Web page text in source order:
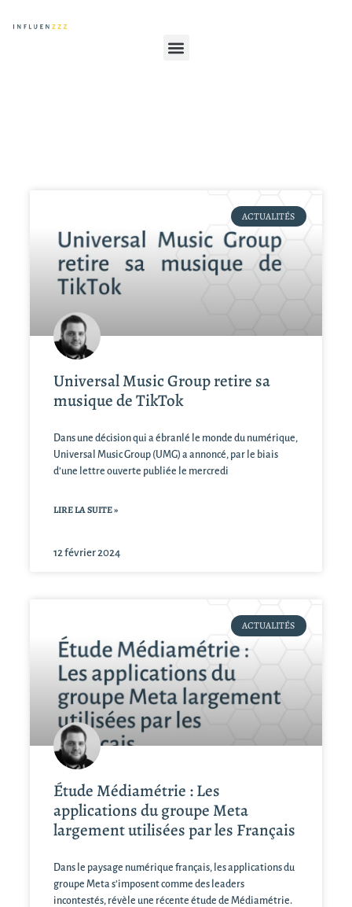
ACTUALITÉS
Universal Music Group retire sa
musique de TikTok
Dans une décision qui a ébranlé le monde du numérique,
Universal Music Group (UMG) a annoncé, par le biais
d’une lettre ouverte publiée le mercredi
LIRE LA SUITE »
12 février 2024
ACTUALITÉS
Étude Médiamétrie : Les
applications du groupe Meta
largement utilisées par les Français
Dans le paysage numérique français, les applications du
groupe Meta s’imposent comme des leaders
incontestés, révèle une récente étude de Médiamétrie.